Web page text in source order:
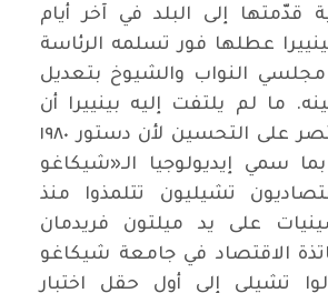
قدّمتها إلى البلد في آخر أيام
بينييرا عطلها فور تسلمه الرئاسة
النواب والشيوخ بتعديل
ما لم يلتفت إليه بينييرا أن
الموضوع لا يقتصر على التحسين لأن دستور ١٩٨٠
سمي إيديولوجيا الـ«شيكاغو
تشيليون تتلمذوا منذ
على يد ميلتون فريدمان
الاقتصاد في جامعة شيكاغو
تشيلي إلى أول حقل اختبار